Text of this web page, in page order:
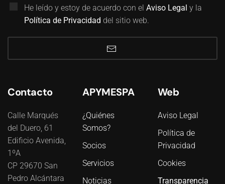
He leído y estoy de acuerdo con el Aviso Legal y la
Política de Privacidad del sitio web.
Contacto
Calle Marqués
del Duero, 61
Edificio Avenida,
1ºA
CP 29670 San
Pedro Alcántara
APYMESPA
¿Quiénes
Somos?
Socios
Servicios
Noticias
Web
Aviso Legal
Política de
Privacidad
Cookies
Transparencia